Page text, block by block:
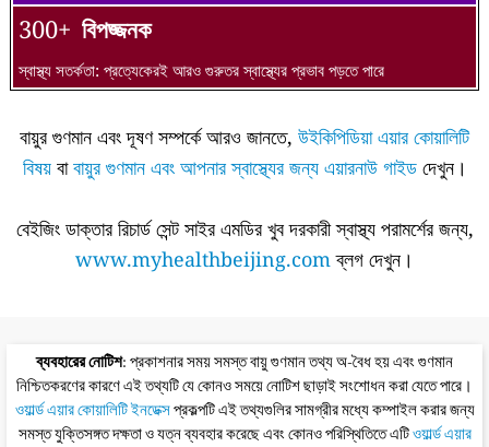
300+ বিপজ্জনক
স্বাস্থ্য সতর্কতা: প্রত্যেকেরই আরও গুরুতর স্বাস্থ্যের প্রভাব পড়তে পারে
বায়ুর গুণমান এবং দূষণ সম্পর্কে আরও জানতে, উইকিপিডিয়া এয়ার কোয়ালিটি
বিষয়বাবায়ুর গুণমান এবং আপনার স্বাস্থ্যের জন্য এয়ারনাউ গাইডদেখুন।
বেইজিং ডাক্তার রিচার্ড সেন্ট সাইর এমডির খুব দরকারী স্বাস্থ্য পরামর্শের জন্য,
www.myhealthbeijing.comব্লগ দেখুন।
ব্যবহারের নোটিশ: প্রকাশনার সময় সমস্ত বায়ু গুণমান তথ্য অ-বৈধ হয় এবং গুণমান
নিশ্চিতকরণের কারণে এই তথ্যটি যে কোনও সময়ে নোটিশ ছাড়াই সংশোধন করা যেতে পারে।
ওয়ার্ল্ড এয়ার কোয়ালিটি ইনডেক্সপ্রকল্পটি এই তথ্যগুলির সামগ্রীর মধ্যে কম্পাইল করার জন্য
সমস্ত যুক্তিসঙ্গত দক্ষতা ও যত্ন ব্যবহার করেছে এবং কোনও পরিস্থিতিতে এটিওয়ার্ল্ড এয়ার